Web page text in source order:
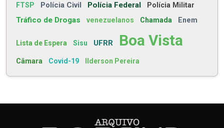
FTSP Polícia Civil Polícia Federal Polícia Militar
Tráfico de Drogas venezuelanos Chamada Enem
Lista de Espera Sisu UFRR Boa Vista
Câmara Covid-19 Ilderson Pereira